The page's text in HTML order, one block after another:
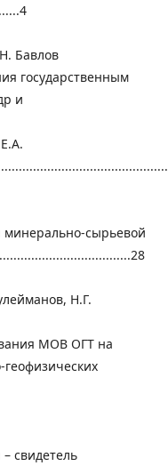
Бавлов
государственным
и
минерально-сырьевой
Н.Г.
МОВ ОГТ на
геофизических
свидетель